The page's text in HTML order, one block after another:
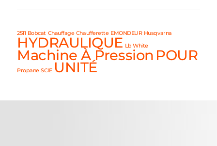
2511 Bobcat Chauffage Chaufferette EMONDEUR Husqvarna
HYDRAULIQUE Lb White
Machine À Pression POUR
Propane SCIE UNITÉ